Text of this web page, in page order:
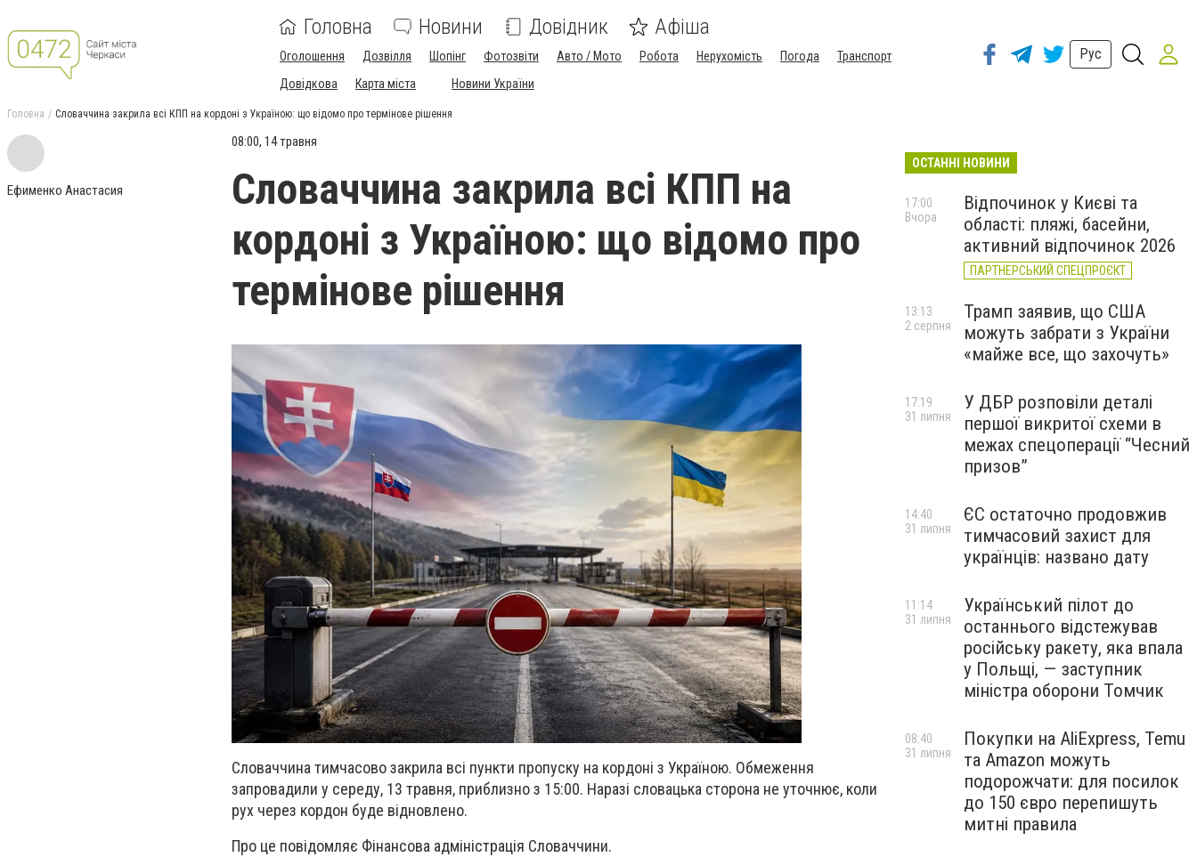
Головна Новини Довідник Афіша
Оголошення Дозвілля Шопінг Фотозвіти Авто / Мото Робота Нерухомість Погода
Транспорт
Довідкова
Карта міста Новини України
Рус
Головна Словаччина закрила всі КПП на кордоні з Україною: що відомо про термінове рішення
Ефименко Анастасия
08:00, 14 травня
Словаччина закрила всі КПП на
кордоні з Україною: що відомо про
термінове рішення
Словаччина тимчасово закрила всі пункти пропуску на кордоні з Україною. Обмеження
запровадили у середу, 13 травня, приблизно з 15:00. Наразі словацька сторона не уточнює, коли
рух через кордон буде відновлено.
Про це повідомляє Фінансова адміністрація Словаччини.
ОСТАННІ НОВИНИ
Відпочинок у Києві та
області: пляжі, басейни,
активний відпочинок 2026
ПАРТНЕРСЬКИЙ СПЕЦПРОЄКТ
17:00
Вчора
Трамп заявив, що США
можуть забрати з України
«майже все, що захочуть»
13:13
2 серпня
У ДБР розповіли деталі
першої викритої схеми в
межах спецоперації “Чесний
призов”
17:19
31 липня
ЄС остаточно продовжив
тимчасовий захист для
українців: названо дату
14:40
31 липня
Український пілот до
останнього відстежував
російську ракету, яка впала
у Польщі, — заступник
міністра оборони Томчик
11:14
31 липня
Покупки на AliExpress, Temu
та Amazon можуть
подорожчати: для посилок
до 150 євро перепишуть
митні правила
08:40
31 липня